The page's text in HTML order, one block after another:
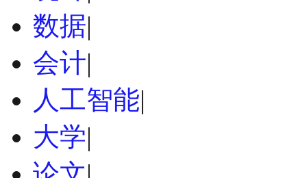
数据|
会计|
人工智能|
大学|